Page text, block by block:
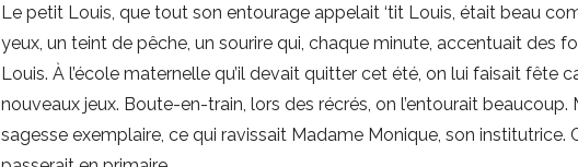
Le petit Louis, que tout son entourage appelait ‘tit Louis, était beau
yeux, un teint de pêche, un sourire qui, chaque minute, accentuait des
Louis. À l’école maternelle qu’il devait quitter cet été, on lui faisait fête
nouveaux jeux. Boute-en-train, lors des récrés, on l’entourait beaucoup.
sagesse exemplaire, ce qui ravissait Madame Monique, son institutrice.